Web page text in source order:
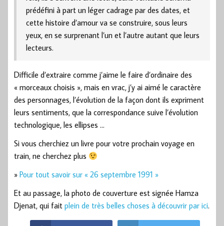
prédéfini à part un léger cadrage par des dates, et
cette histoire d’amour va se construire, sous leurs
yeux, en se surprenant l’un et l’autre autant que leurs
lecteurs.
Difficile d’extraire comme j’aime le faire d’ordinaire des
« morceaux choisis », mais en vrac, j’y ai aimé le caractère
des personnages, l’évolution de la façon dont ils expriment
leurs sentiments, que la correspondance suive l’évolution
technologique, les ellipses …
Si vous cherchiez un livre pour votre prochain voyage en
train, ne cherchez plus
» Pour tout savoir sur « 26 septembre 1991 »
Et au passage, la photo de couverture est signée Hamza
Djenat, qui fait plein de très belles choses à découvrir par ici.